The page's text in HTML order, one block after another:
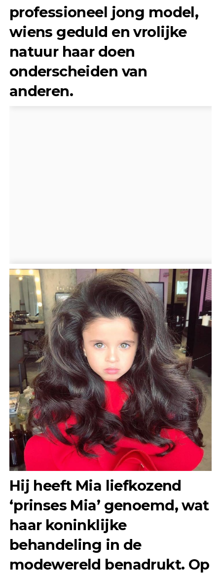
professioneel jong model,
wiens geduld en vrolijke
natuur haar doen
onderscheiden van
anderen.
Hij heeft Mia liefkozend
‘prinses Mia’ genoemd, wat
haar koninklijke
behandeling in de
modewereld benadrukt. Op